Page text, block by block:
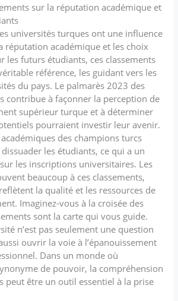
sur la réputation académique et
universités turques ont une influence
réputation académique et les choix
les futurs étudiants, ces classements
référence, les guidant vers les
du pays. Le palmarès 2023 des
contribue à façonner la perception de
supérieur turque et à déterminer
pourraient investir leur avenir.
des champions turcs
les étudiants, ce qui a un
les inscriptions universitaires. Les
beaucoup à ces classements,
la qualité et les ressources de
Imaginez-vous à la croisée des
sont la carte qui vous guide.
n’est pas seulement une question
ouvrir la voie à l’épanouissement
Dans un monde où
de pouvoir, la compréhension
peut être un outil essentiel à la prise